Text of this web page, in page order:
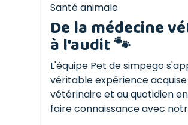
Santé animale
De la médecine
à l'audit 🐾
L'équipe Pet de simpego
véritable expérience
vétérinaire et au quotidien
faire connaissance avec